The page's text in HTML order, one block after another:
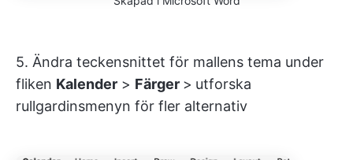
5. Ändra teckensnittet för mallens tema under
fliken Kalender > Färger > utforska
rullgardinsmenyn för fler alternativ